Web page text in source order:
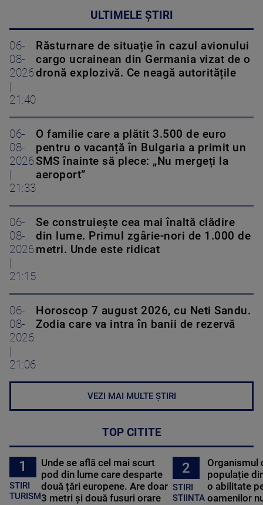
ULTIMELE ȘTIRI
06-
08-
2026
21:40
Răsturnare de situație în cazul avionului
cargo ucrainean din Germania vizat de o
dronă explozivă. Ce neagă autoritățile
06-
08-
2026
21:33
O familie care a plătit 3.500 de euro
pentru o vacanță în Bulgaria a primit un
SMS înainte să plece: „Nu mergeți la
aeroport”
06-
08-
2026
21:15
Se construiește cea mai înaltă clădire
din lume. Primul zgârie-nori de 1.000 de
metri. Unde este ridicat
06-
08-
2026
21:06
Horoscop 7 august 2026, cu Neti Sandu.
Zodia care va intra în banii de rezervă
VEZI MAI MULTE ȘTIRI
TOP CITITE
1
STIRI
TURISM
Unde se află cel mai scurt
pod din lume care desparte
două țări europene. Are doar
3 metri și două fusuri orare
2
STIRI
STIINTA
Organismul
populație
o abilitate
oamenilor